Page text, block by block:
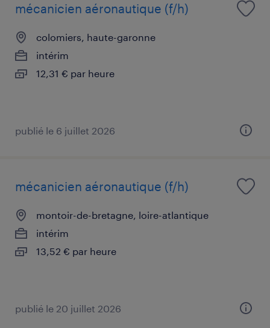
mécanicien aéronautique (f/h)
colomiers, haute-garonne
intérim
12,31 € par heure
publié le 6 juillet 2026
mécanicien aéronautique (f/h)
montoir-de-bretagne, loire-atlantique
intérim
13,52 € par heure
publié le 20 juillet 2026